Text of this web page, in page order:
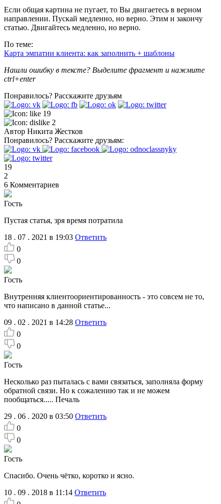
Если общая картина не пугает, то Вы двигаетесь в верном
направлении. Пускай медленно, но верно. Этим и закончу
статью. Двигайтесь медленно, но верно.
По теме:
Карта эмпатии клиента: как заполнить + шаблоны
Нашли ошибку в тексте? Выделите фрагмент и нажмите
ctrl+enter
Понравилось? Расскажите друзьям
19
2
Автор Никита Жестков
Понравилось? Расскажите друзьям:
19
2
6 Комментариев
Гость
Пустая статья, зря время потратила
18 . 07 . 2021 в 19:03 Ответить
0
0
Гость
Внутренняя клиентоориентированность - это совсем не то,
что написано в данной статье...
09 . 02 . 2021 в 14:28 Ответить
0
0
Гость
Несколько раз пыталась с вами связаться, заполняла форму
обратной связи. Но к сожалению так и не можем
пообщаться..... Печаль
29 . 06 . 2020 в 03:50 Ответить
0
0
Гость
Спасибо. Очень чётко, коротко и ясно.
10 . 09 . 2018 в 11:14 Ответить